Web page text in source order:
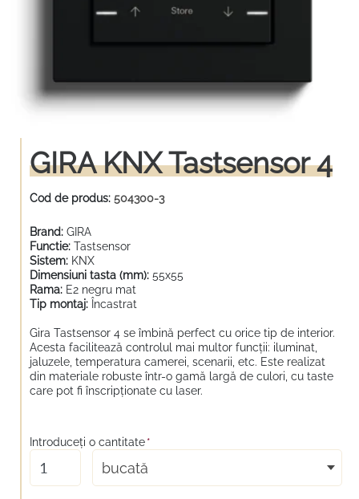
GIRA KNX Tastsensor 4
Cod de produs: 504300-3
Brand: GIRA
Functie: Tastsensor
Sistem: KNX
Dimensiuni tasta (mm): 55x55
Rama: E2 negru mat
Tip montaj: Încastrat
Gira Tastsensor 4 se îmbină perfect cu orice tip de interior.
Acesta facilitează controlul mai multor funcții: iluminat,
jaluzele, temperatura camerei, scenarii, etc. Este realizat
din materiale robuste într-o gamă largă de culori, cu taste
care pot fi înscripționate cu laser.
Introduceţi o cantitate*
bucată